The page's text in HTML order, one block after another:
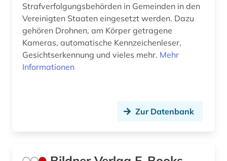
informationsspeicher (1)
informationssystem (2)
informationssysteme (4)
informationsvermittlung (2)
Strafverfolgungsbehörden in Gemeinden in den
Vereinigten Staaten eingesetzt werden. Dazu
gehören Drohnen, am Körper getragene
Kameras, automatische Kennzeichenleser,
Gesichtserkennung und vieles mehr. Mehr
Informationen
Zur Datenbank